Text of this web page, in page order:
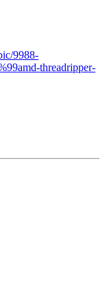
9988-
threadripper-